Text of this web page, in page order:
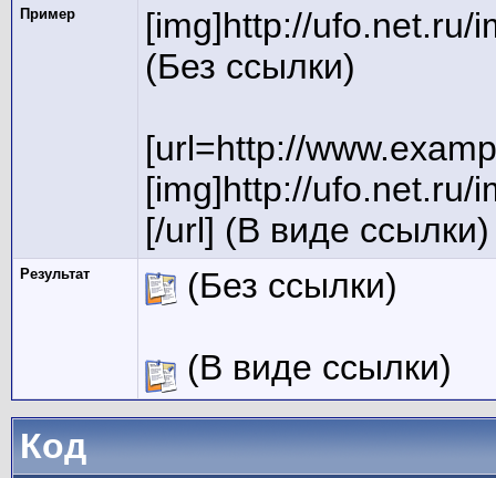
Пример
[img]http://ufo.net.ru/
(Без ссылки)
[url=http://
[img]http://ufo.net.ru/
[/url] (В виде ссылки)
Результат (Без ссылки)
(В виде ссылки)
Код